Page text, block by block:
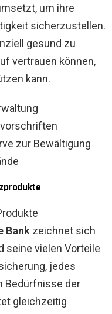
um ihre
sicherzustellen.
gesund zu
vertrauen können,
kann.
zur Bewältigung
Bank zeichnet sich
seine vielen Vorteile
jedes
Bedürfnisse der
gleichzeitig